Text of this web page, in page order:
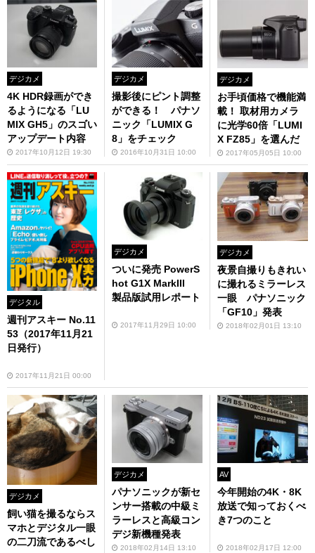
デジカメ
4K HDR録画ができ
るようになる「LU
MIX GH5」のスゴい
アップデート内容
2017年10月12日 19:30
デジカメ
撮影後にピント調整
ができる！ パナソ
ニック「LUMIX G
8」をチェック
2016年10月31日 10:00
デジカメ
お手頃価格で機能満
載！ 取材用カメラ
に光学60倍「LUMI
X FZ85」を選んだ
2017年05月05日 10:00
デジタル
週刊アスキー No.11
53（2017年11月21
日発行）
2017年11月21日 00:00
デジカメ
ついに発売 PowerS
hot G1X MarkIII
製品版試用レポート
2017年11月29日 10:00
デジカメ
夜景自撮りもきれい
に撮れるミラーレス
一眼 パナソニック
「GF10」発表
2018年02月01日 13:10
デジカメ
飼い猫を撮るならス
マホとデジタル一眼
の二刀流であるべし
デジカメ
パナソニックが新セ
ンサー搭載の中級ミ
ラーレスと高級コン
デジ新機種発表
2018年02月14日 13:10
AV
今年開始の4K・8K
放送で知っておくべ
き7つのこと
2018年02月17日 12:00